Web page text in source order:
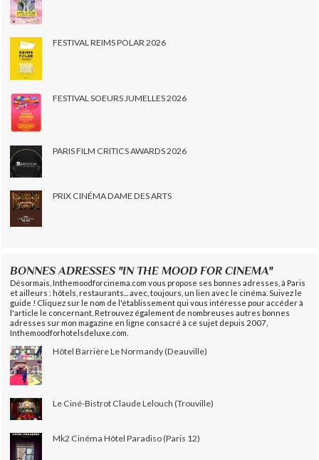
FESTIVAL REIMS POLAR 2026
FESTIVAL SOEURS JUMELLES 2026
PARIS FILM CRITICS AWARDS 2026
PRIX CINÉMA DAME DES ARTS
BONNES ADRESSES "IN THE MOOD FOR CINEMA"
Désormais, Inthemoodforcinema.com vous propose ses bonnes adresses, à Paris
et ailleurs : hôtels, restaurants... avec, toujours, un lien avec le cinéma. Suivez le
guide ! Cliquez sur le nom de l'établissement qui vous intéresse pour accéder à
l'article le concernant. Retrouvez également de nombreuses autres bonnes
adresses sur mon magazine en ligne consacré à ce sujet depuis 2007,
Inthemoodforhotelsdeluxe.com.
Hôtel Barrière Le Normandy (Deauville)
Le Ciné-Bistrot Claude Lelouch (Trouville)
Mk2 Cinéma Hôtel Paradiso (Paris 12)